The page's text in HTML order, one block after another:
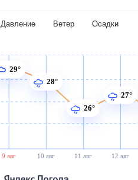
Давление Ветер Осадки
9 авг 10 авг 11 авг 12 авг
29°
28°
26°
27°